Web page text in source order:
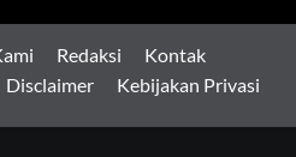
Redaksi
Kontak
Disclaimer Kebijakan Privasi